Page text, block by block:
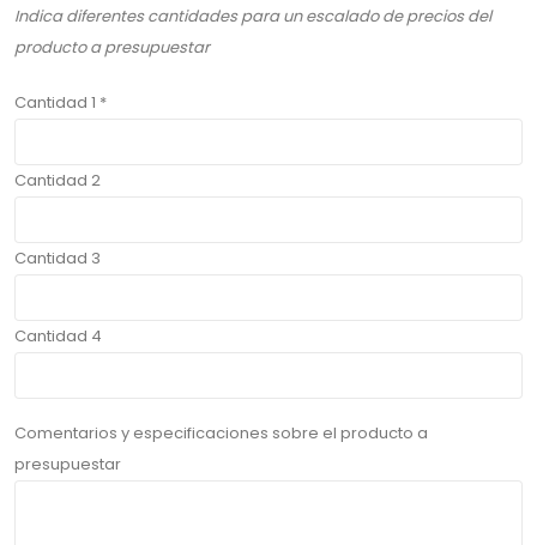
Indica diferentes cantidades para un escalado de precios del
producto a presupuestar
Cantidad 1 *
Cantidad 2
Cantidad 3
Cantidad 4
Comentarios y especificaciones sobre el producto a
presupuestar